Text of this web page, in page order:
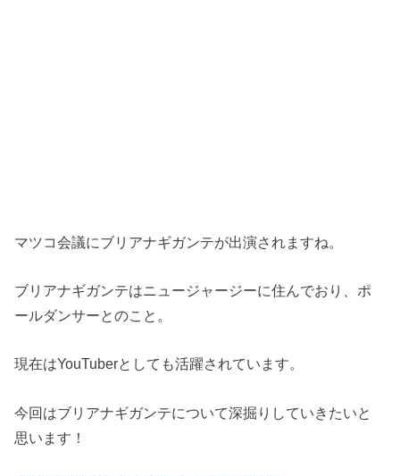
マツコ会議にブリアナギガンテが出演されますね。
ブリアナギガンテはニュージャージーに住んでおり、ポ
ールダンサーとのこと。
現在はYouTuberとしても活躍されています。
今回はブリアナギガンテについて深掘りしていきたいと
思います！